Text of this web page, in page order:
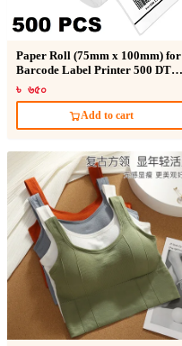
Paper Roll (75mm x 100mm) for
Barcode Label Printer 500 DT
Sticker
৳ ৬৫০
Add to cart